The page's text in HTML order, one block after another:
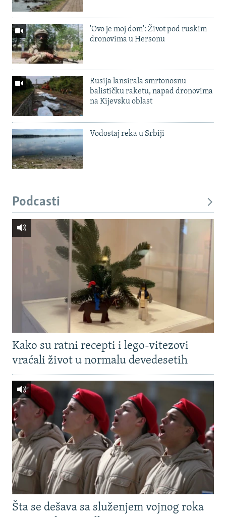
'Ovo je moj dom': Život pod ruskim
dronovima u Hersonu
Rusija lansirala smrtonosnu
balističku raketu, napad dronovima
na Kijevsku oblast
Vodostaj reka u Srbiji
Podcasti
Kako su ratni recepti i lego-vitezovi
vraćali život u normalu devedesetih
Šta se dešava sa služenjem vojnog roka